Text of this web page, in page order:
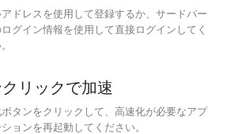
アドレスを使用して登録するか、サードパー
グイン情報を使用して直接ログインしてく
リックで加速
タンをクリックして、高速化が必要なアプ
ョンを再起動してください。